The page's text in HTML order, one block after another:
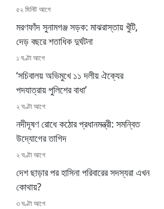
৫২ মিনিট আগে
মরণফাঁদ সুনামগঞ্জ সড়ক: মাঝরাস্তায় খুঁটি,
দেড় বছরে শতাধিক দুর্ঘটনা
১ ঘণ্টা আগে
‘সচিবালয় অভিমুখে ১১ দলীয় ঐক্যের
পদযাত্রায় পুলিশের বাধা’
২ ঘণ্টা আগে
নদীদূষণ রোধে কঠোর প্রধানমন্ত্রী: সমন্বিত
উদ্যোগের তাগিদ
২ ঘণ্টা আগে
দেশ ছাড়ার পর হাসিনা পরিবারের সদস্যরা এখন
কোথায়?
৩ ঘণ্টা আগে